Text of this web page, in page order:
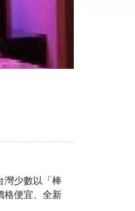
灣少數以「棒
格便宜、全新